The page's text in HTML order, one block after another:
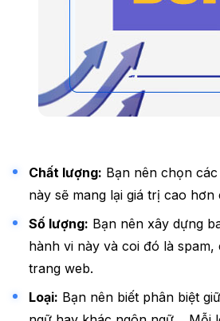
Chất lượng: Bạn nên chọn
này sẽ mang lại giá trị cao
Số lượng: Bạn nên xây dựng
hành vi này và coi đó là
trang web.
Loại: Bạn nên biết phân biệt